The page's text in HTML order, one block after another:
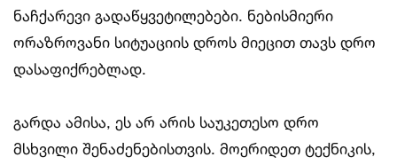
ნაჩქარევი გადაწყვეტილებები. ნებისმიერი
ორაზროვანი სიტუაციის დროს მიეცით თავს დრო
დასაფიქრებლად.
გარდა ამისა, ეს არ არის საუკეთესო დრო
მსხვილი შენაძენებისთვის. მოერიდეთ ტექნიკის,